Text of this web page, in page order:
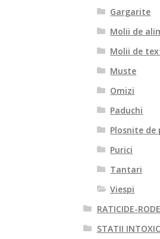
Gargarite
Molii de
Molii de
Muste
Omizi
Paduchi
Plosnite de
Purici
Tantari
Viespi
RATICIDE-
STATII